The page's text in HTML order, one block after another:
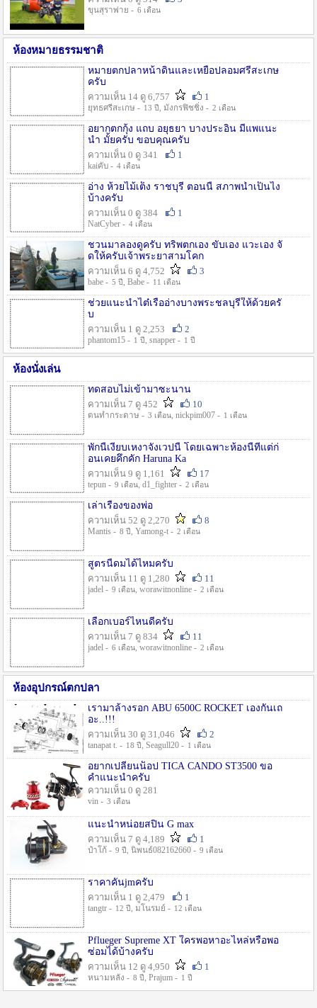
ขุนสุราพ่าย - 6 เดือน
ห้องหมายธรรมชาติ
หมายตกปลาหน้าดินและเหยื่อปลอมศรีสะเกษ
ครับ
ความเห็น 14 ดู 6,757
1
ยุทธศรีสะเกษ - 13 ปี , มังกรฟิชชิ่ง - 2 เดือน
อยากตกกุ้ง แถบ อยุธยา บางประอิน มีแพแนะ
นำ มั้ยครับ ขอบคุณครับ
ความเห็น 0 ดู 341
1
kaiคับ - 4 เดือน
อ่าง ห้วยไม้เต็ง ราชบุรี ตอนนี้ สภาพน้ำเป็นไง
บ้างครับ
ความเห็น 0 ดู 384
1
NatCyber - 4 เดือน
ชวนมาลองดูครับ ทริพตกเอง ขับเอง แวะเอง จั
ดให้ครับเจ้าพระยาสามโคก
ความเห็น 6 ดู 4,752
3
babe - 5 ปี , Babe - 11 เดือน
ช่วยแนะนำไต๋เรืออ่างบางพระชลบุรีให้ด้วยครั
บ
ความเห็น 1 ดู 2,253
2
phantom15 - 1 ปี , snapper - 1 ปี
ห้องนั่งเล่น
ทดสอบไม่เข้ามาซะนาน
ความเห็น 7 ดู 452
10
ตนทำกระดาษ - 3 เดือน, nickpim007 - 1 เดือน
พักนี้เงียบเหงาจังเวปนี้ โดยเฉพาะห้องนี้ที่แต่ก่
อนเคยคึกคัก Haruna Ka
ความเห็น 9 ดู 1,161
17
tepun - 9 เดือน, d1_fighter - 2 เดือน
เล่าเรื่องของพ่อ
ความเห็น 52 ดู 2,270
8
Mantis - 8 ปี , Yamong-t - 2 เดือน
สูตรนี้ดมได้ไหมครับ
ความเห็น 11 ดู 1,280
11
jadel - 9 เดือน, worawitnonline - 2 เดือน
เลือกเบอร์ไหนดีครับ
ความเห็น 7 ดู 834
11
jadel - 6 เดือน, worawitnonline - 2 เดือน
ห้องอุปกรณ์ตกปลา
เรามาล้างรอก ABU 6500C ROCKET เองกันเถ
อะ..!!!
ความเห็น 30 ดู 31,046
2
tanapat t. - 18 ปี , Seagull20 - 1 เดือน
อยากเปลี่ยนน็อป TICA CANDO ST3500 ขอ
คำแนะนำครับ
ความเห็น 0 ดู 281
vin - 3 เดือน
แนะนำหน่อยสปิน G max
ความเห็น 7 ดู 4,189
1
ป๋าโก้ - 9 ปี , นิพนธ์082162660 - 9 เดือน
ราคาคันjmครับ
ความเห็น 1 ดู 2,479
1
tangtr - 12 ปี , มโนรมย์ - 12 เดือน
Pflueger Supreme XT ใครพอหาอะไหล่หรือพอ
ซ่อมได้บ้างครับ
ความเห็น 12 ดู 4,950
1
หนามหลัง - 8 ปี , Prajum - 1 ปี